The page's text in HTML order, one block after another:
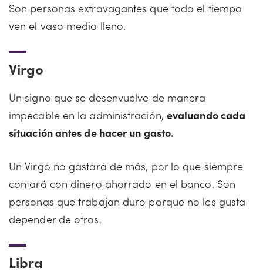
Son personas extravagantes que todo el tiempo
ven el vaso medio lleno.
Virgo
Un signo que se desenvuelve de manera
impecable en la administración, evaluando cada
situación antes de hacer un gasto.
Un Virgo no gastará de más, por lo que siempre
contará con dinero ahorrado en el banco. Son
personas que trabajan duro porque no les gusta
depender de otros.
Libra